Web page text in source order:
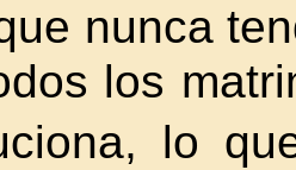
nunca
los
lo